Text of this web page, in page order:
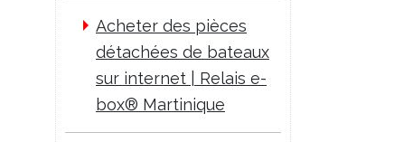
Acheter des pièces
détachées de bateaux
sur internet | Relais e-
box® Martinique